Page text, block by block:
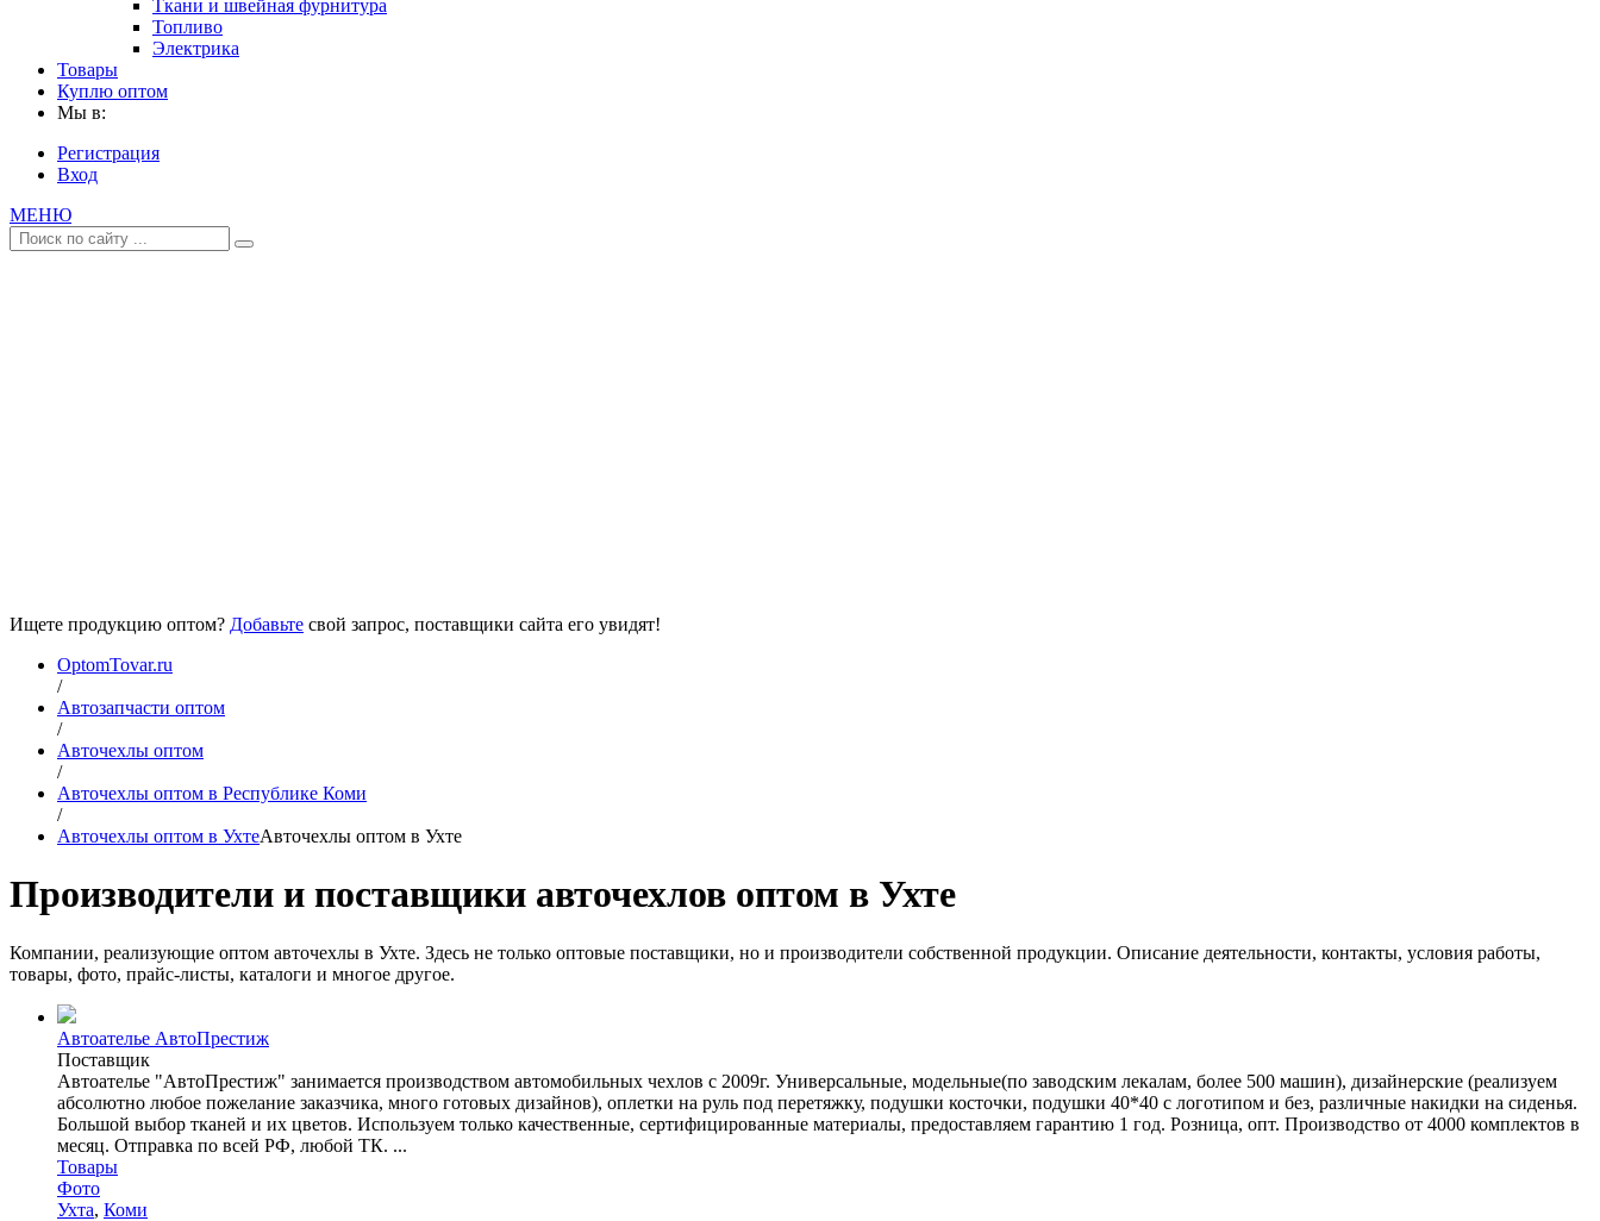
Ткани и швейная фурнитура
Топливо
Электрика
Товары
Куплю оптом
Мы в:
Регистрация
Вход
МЕНЮ
Ищете продукцию оптом? Добавьте свой запрос, поставщики сайта его увидят!
OptomTovar.ru
/
Автозапчасти оптом
/
Авточехлы оптом
/
Авточехлы оптом в Республике Коми
/
Авточехлы оптом в УхтеАвточехлы оптом в Ухте
Производители и поставщики авточехлов оптом в Ухте
Компании, реализующие оптом авточехлы в Ухте. Здесь не только оптовые поставщики, но и производители собственной продукции. Описание деятельности, контакты, условия работы,
товары, фото, прайс-листы, каталоги и многое другое.
Автоателье АвтоПрестиж
Поставщик
Автоателье "АвтоПрестиж" занимается производством автомобильных чехлов c 2009г. Универсальные, модельные(по заводским лекалам, более 500 машин), дизайнерские (реализуем
абсолютно любое пожелание заказчика, много готовых дизайнов), оплетки на руль под перетяжку, подушки косточки, подушки 40*40 с логотипом и без, различные накидки на сиденья.
Большой выбор тканей и их цветов. Используем только качественные, сертифицированные материалы, предоставляем гарантию 1 год. Розница, опт. Производство от 4000 комплектов в
месяц. Отправка по всей РФ, любой ТК. ...
Товары
Фото
Ухта, Коми